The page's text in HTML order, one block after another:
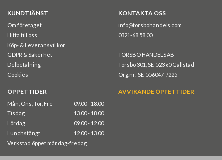
KUNDTJÄNST
Om företaget
Hitta till oss
Köp- & Leveransvillkor
GDPR & Säkerhet
Delbetalning
Cookies
KONTAKTA OSS
info@torsbohandels.com
0321-68 58 00
TORSBO HANDELS AB
Torsbo 301, SE-523 60 Gällstad
Org.nr: SE-556047-7225
ÖPPETTIDER
Mån, Ons, Tor, Fre
09.00 - 18.00
Tisdag
13.00 - 18.00
Lördag
09.00 - 12.00
Lunchstängt
12.00 - 13.00
Verkstad öppet måndag-fredag
AVVIKANDE ÖPPETTIDER